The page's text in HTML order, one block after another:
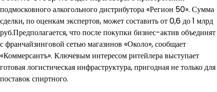
подмосковного алкогольного дистрибутора «Регион 50». Сумма
сделки, по оценкам экспертов, может составить от 0,6 до 1 млрд
руб.Предполагается, что после покупки бизнес-актив объединят
с франчайзинговой сетью магазинов «Около», сообщает
«Коммерсантъ». Ключевым интересом ритейлера выступает
готовая логистическая инфраструктура, пригодная не только для
поставок спиртного.